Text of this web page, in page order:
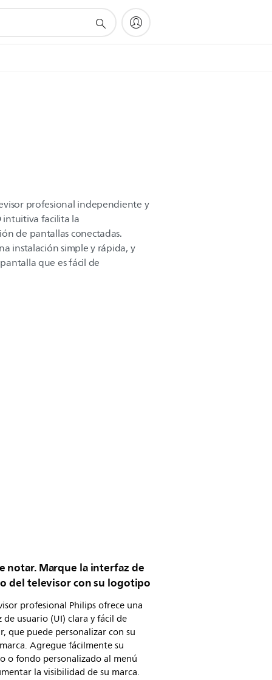
profesional independiente y
intuitiva facilita la
de pantallas conectadas.
instalación simple y rápida, y
que es fácil de
notar. Marque la interfaz de
del televisor con su logotipo
profesional Philips ofrece una
de usuario (UI) clara y fácil de
que puede personalizar con su
Agregue fácilmente su
o fondo personalizado al menú
la visibilidad de su marca.